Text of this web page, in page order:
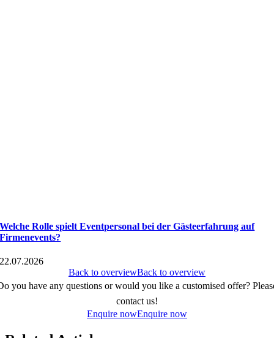
Welche Rolle spielt Eventpersonal bei der Gästeerfahrung auf
Firmenevents?
22.07.2026
Back to overviewBack to overview
you have any questions or would you like a customised offer?
contact us!
Enquire nowEnquire now